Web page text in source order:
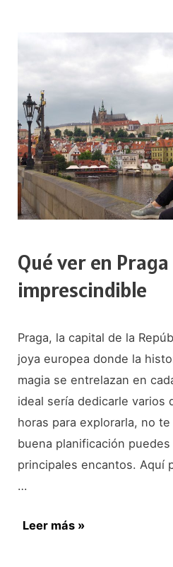
días
Qué ver en
imprescindible
Praga, la capital de la
joya europea donde la
magia se entrelazan en
ideal sería dedicarle varios
horas para explorarla, no
buena planificación
principales encantos. Aquí
…
Qué
Leer más »